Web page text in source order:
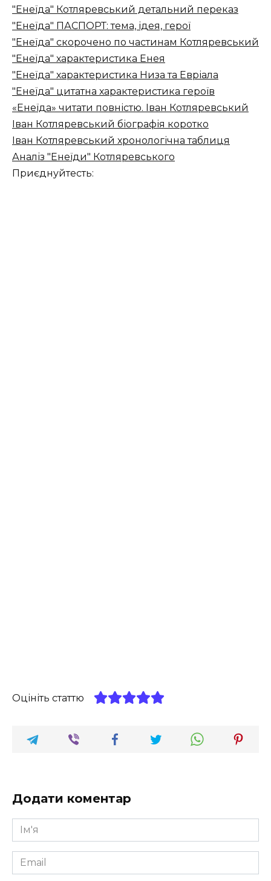
"Енеїда" Котляревський детальний переказ
"Енеїда" ПАСПОРТ: тема, ідея, герої
"Енеїда" скорочено по частинам Котляревський
"Енеїда" характеристика Енея
"Енеїда" характеристика Низа та Евріала
"Енеїда" цитатна характеристика героїв
«Енеїда» читати повністю. Іван Котляревський
Іван Котляревський біографія коротко
Іван Котляревський хронологічна таблиця
Аналіз "Енеїди" Котляревського
Приєднуйтесть:
Оцініть статтю
Додати коментар
Ім'я
*
Email
*